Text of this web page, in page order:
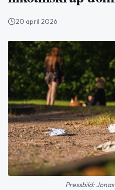
20 april 2026
Pressbild: